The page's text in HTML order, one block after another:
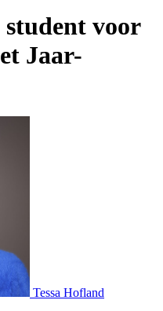
student voor
Jaar-
Tessa Hofland